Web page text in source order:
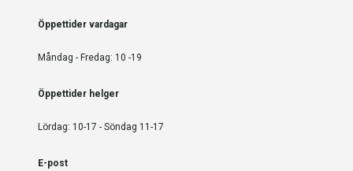
Öppettider vardagar
Måndag - Fredag: 10 -19
Öppettider helger
Lördag: 10-17 - Söndag 11-17
E-post